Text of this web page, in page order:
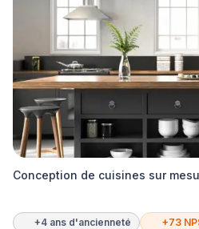
Conception de cuisines sur
+4 ans d'ancienneté +73